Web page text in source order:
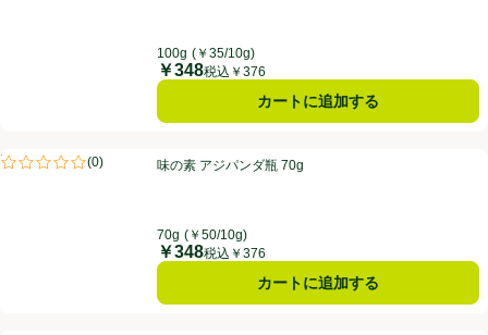
100g (￥35/10g)
価格
￥348税込￥376
カートに追加する
PR
PR
味の素 アジパンダ瓶 70g
(0)
評価は0件のレビューで5点中0.0点。
味の素 アジパンダ瓶 70g
70g (￥50/10g)
価格
￥348税込￥376
カートに追加する